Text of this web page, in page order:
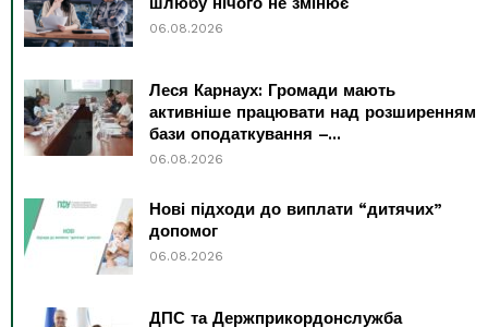
06.08.2026
Леся Карнаух: Громади мають
активніше працювати над розширенням
бази оподаткування –...
06.08.2026
Нові підходи до виплати “дитячих”
допомог
06.08.2026
ДПС та Держприкордонслужба